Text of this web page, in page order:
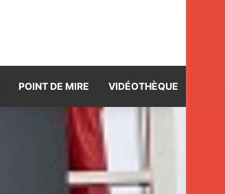
POINT DE MIRE VIDÉOTHÈQUE